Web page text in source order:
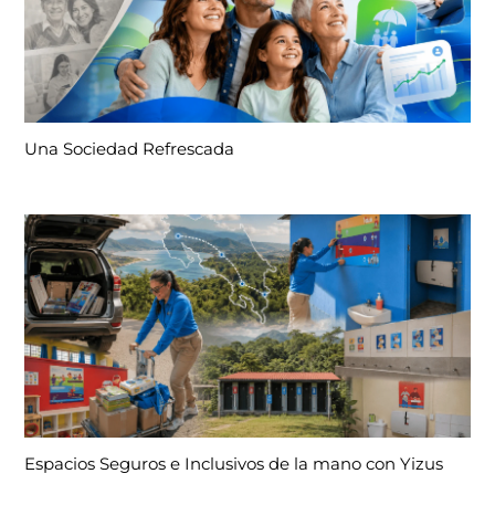
Una Sociedad Refrescada
Espacios Seguros e Inclusivos de la mano con Yizus